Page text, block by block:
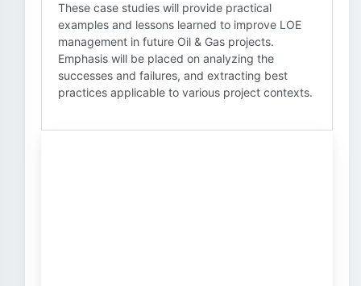
These case studies will provide practical
examples and lessons learned to improve LOE
management in future Oil & Gas projects.
Emphasis will be placed on analyzing the
successes and failures, and extracting best
practices applicable to various project contexts.